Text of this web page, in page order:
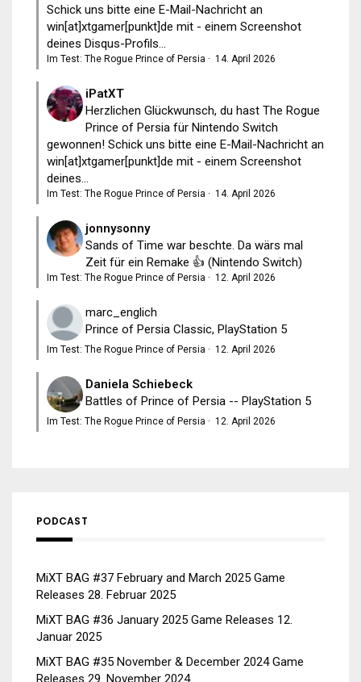
Schick uns bitte eine E-Mail-Nachricht an
win[at]xtgamer[punkt]de mit - einem Screenshot
deines Disqus-Profils...
Im Test: The Rogue Prince of Persia · 14. April 2026
iPatXT
Herzlichen Glückwunsch, du hast The Rogue
Prince of Persia für Nintendo Switch
gewonnen! Schick uns bitte eine E-Mail-Nachricht an
win[at]xtgamer[punkt]de mit - einem Screenshot
deines...
Im Test: The Rogue Prince of Persia · 14. April 2026
jonnysonny
Sands of Time war beschte. Da wärs mal
Zeit für ein Remake 👍 (Nintendo Switch)
Im Test: The Rogue Prince of Persia · 12. April 2026
marc_englich
Prince of Persia Classic, PlayStation 5
Im Test: The Rogue Prince of Persia · 12. April 2026
Daniela Schiebeck
Battles of Prince of Persia -- PlayStation 5
Im Test: The Rogue Prince of Persia · 12. April 2026
PODCAST
MiXT BAG #37 February and March 2025 Game
Releases 28. Februar 2025
MiXT BAG #36 January 2025 Game Releases 12.
Januar 2025
MiXT BAG #35 November & December 2024 Game
Releases 29. November 2024